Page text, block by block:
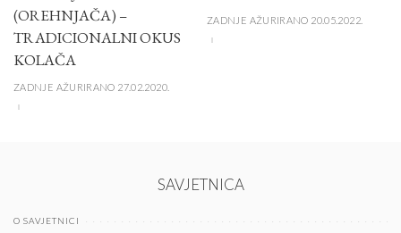
(OREHNJAČA) –
TRADICIONALNI OKUS
KOLAČA
ZADNJE AŽURIRANO 27.02.2020.
ZADNJE AŽURIRANO 20.05.2022.
SAVJETNICA
O SAVJETNICI